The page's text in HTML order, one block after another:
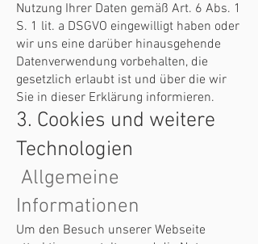
Nutzung Ihrer Daten gemäß Art. 6 Abs. 1
S. 1 lit. a DSGVO eingewilligt haben oder
wir uns eine darüber hinausgehende
Datenverwendung vorbehalten, die
gesetzlich erlaubt ist und über die wir
Sie in dieser Erklärung informieren.
3. Cookies und weitere
Technologien
Allgemeine
Informationen
Um den Besuch unserer Webseite